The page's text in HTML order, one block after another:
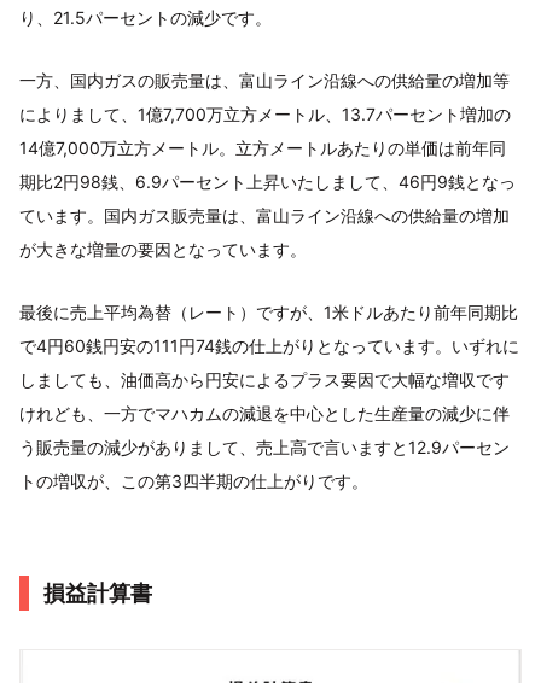
り、21.5パーセントの減少です。
一方、国内ガスの販売量は、富山ライン沿線への供給量の増加等
によりまして、1億7,700万立方メートル、13.7パーセント増加の
14億7,000万立方メートル。立方メートルあたりの単価は前年同
期比2円98銭、6.9パーセント上昇いたしまして、46円9銭となっ
ています。国内ガス販売量は、富山ライン沿線への供給量の増加
が大きな増量の要因となっています。
最後に売上平均為替（レート）ですが、1米ドルあたり前年同期比
で4円60銭円安の111円74銭の仕上がりとなっています。いずれに
しましても、油価高から円安によるプラス要因で大幅な増収です
けれども、一方でマハカムの減退を中心とした生産量の減少に伴
う販売量の減少がありまして、売上高で言いますと12.9パーセン
トの増収が、この第3四半期の仕上がりです。
損益計算書